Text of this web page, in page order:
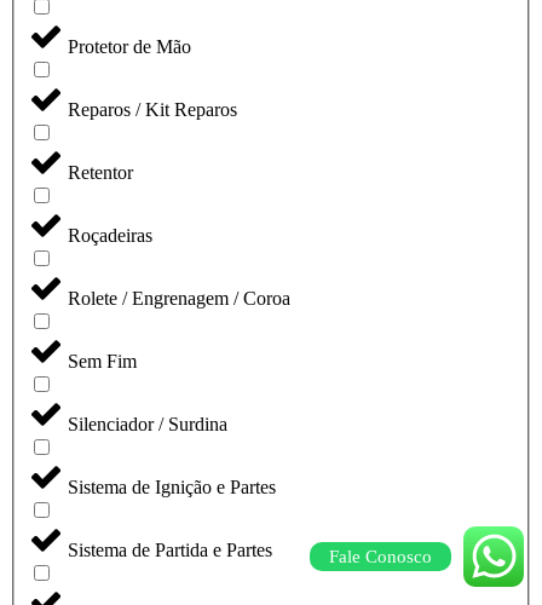
Fale Conosco
Protetor de Mão
Reparos / Kit Reparos
Retentor
Roçadeiras
Rolete / Engrenagem / Coroa
Sem Fim
Silenciador / Surdina
Sistema de Ignição e Partes
Sistema de Partida e Partes